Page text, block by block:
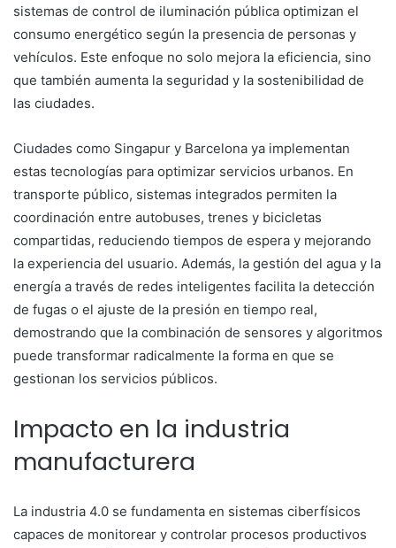
sistemas de control de iluminación pública optimizan el
consumo energético según la presencia de personas y
vehículos. Este enfoque no solo mejora la eficiencia, sino
que también aumenta la seguridad y la sostenibilidad de
las ciudades.
Ciudades como Singapur y Barcelona ya implementan
estas tecnologías para optimizar servicios urbanos. En
transporte público, sistemas integrados permiten la
coordinación entre autobuses, trenes y bicicletas
compartidas, reduciendo tiempos de espera y mejorando
la experiencia del usuario. Además, la gestión del agua y la
energía a través de redes inteligentes facilita la detección
de fugas o el ajuste de la presión en tiempo real,
demostrando que la combinación de sensores y algoritmos
puede transformar radicalmente la forma en que se
gestionan los servicios públicos.
Impacto en la industria
manufacturera
La industria 4.0 se fundamenta en sistemas ciberfísicos
capaces de monitorear y controlar procesos productivos